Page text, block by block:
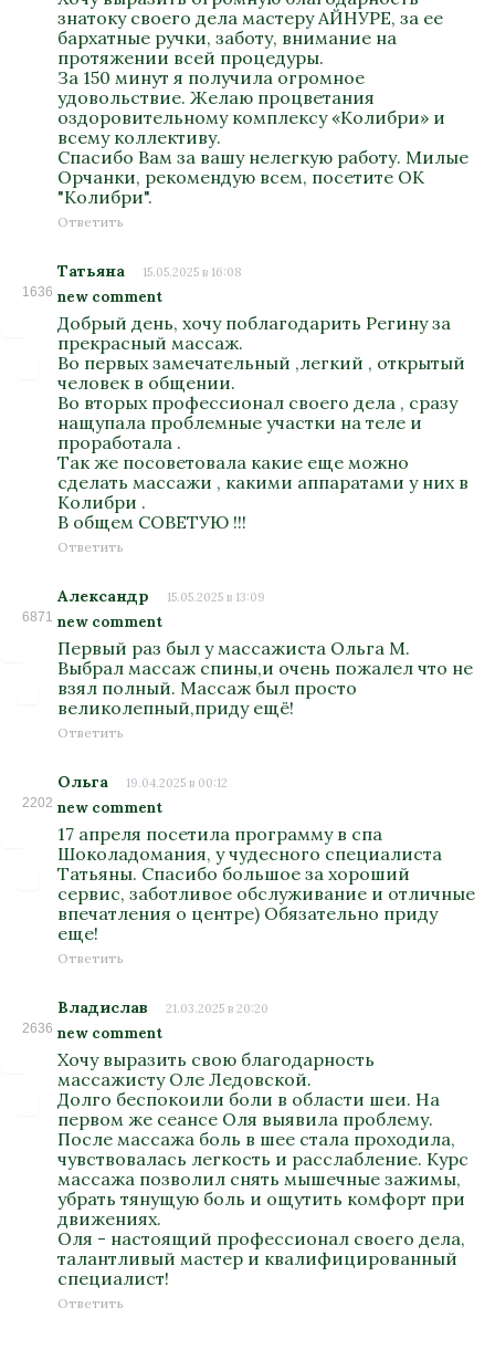
знатоку своего дела мастеру АЙНУРЕ, за ее
бархатные ручки, заботу, внимание на
протяжении всей процедуры.
За 150 минут я получила огромное
удовольствие. Желаю процветания
оздоровительному комплексу «Колибри» и
всему коллективу.
Спасибо Вам за вашу нелегкую работу. Милые
Орчанки, рекомендую всем, посетите ОК
"Колибри".
Ответить
1636
Татьяна 15.05.2025 в 16:08
new comment
Добрый день, хочу поблагодарить Регину за
прекрасный массаж.
Во первых замечательный ,легкий , открытый
человек в общении.
Во вторых профессионал своего дела , сразу
нащупала проблемные участки на теле и
проработала .
Так же посоветовала какие еще можно
сделать массажи , какими аппаратами у них в
Колибри .
В общем СОВЕТУЮ !!!
Ответить
6871
Александр 15.05.2025 в 13:09
new comment
Первый раз был у массажиста Ольга М.
Выбрал массаж спины,и очень пожалел что не
взял полный. Массаж был просто
великолепный,приду ещё!
Ответить
2202
Ольга 19.04.2025 в 00:12
new comment
17 апреля посетила программу в спа
Шоколадомания, у чудесного специалиста
Татьяны. Спасибо большое за хороший
сервис, заботливое обслуживание и отличные
впечатления о центре) Обязательно приду
еще!
Ответить
2636
Владислав 21.03.2025 в 20:20
new comment
Хочу выразить свою благодарность
массажисту Оле Ледовской.
Долго беспокоили боли в области шеи. На
первом же сеансе Оля выявила проблему.
После массажа боль в шее стала проходила,
чувствовалась легкость и расслабление. Курс
массажа позволил снять мышечные зажимы,
убрать тянущую боль и ощутить комфорт при
движениях.
Оля - настоящий профессионал своего дела,
талантливый мастер и квалифицированный
специалист!
Ответить